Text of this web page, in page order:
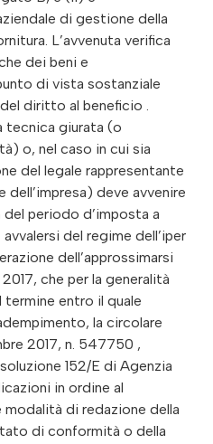
di gestione della
L’avvenuta verifica
dei beni e
di vista sostanziale
diritto al beneficio .
tecnica giurata (o
o, nel caso in cui sia
del legale rappresentante
deve avvenire
periodo d’imposta a
del regime dell’iper
dell’approssimarsi
che per la generalità
entro il quale
la circolare
2017, n. 547750 ,
152/E di Agenzia
in ordine al
di redazione della
di conformità o della